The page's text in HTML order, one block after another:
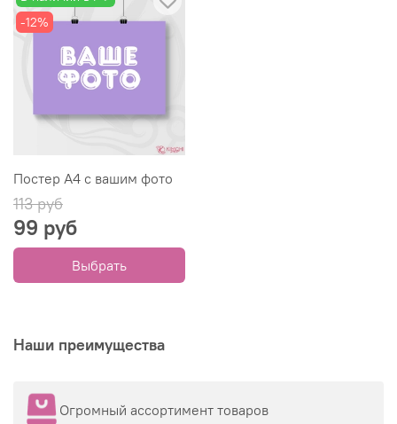
-12%
Постер А4 с вашим фото
113 руб
99 руб
Выбрать
Наши преимущества
Огромный ассортимент товаров